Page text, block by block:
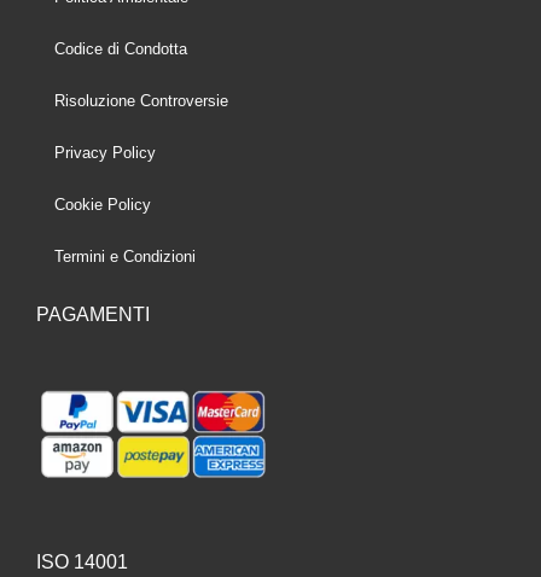
Codice di Condotta
Risoluzione Controversie
Privacy Policy
Cookie Policy
Termini e Condizioni
PAGAMENTI
ISO 14001